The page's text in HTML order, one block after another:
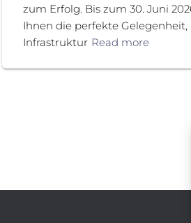
zum Erfolg. Bis zum 30. Juni
Ihnen die perfekte Gelegenheit,
Infrastruktur Read more